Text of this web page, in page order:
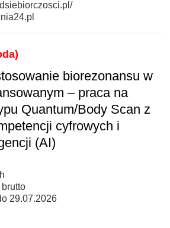
biorezonansu w
– praca na
Quantum/Body Scan z
cyfrowych i
(AI)
29.07.2026